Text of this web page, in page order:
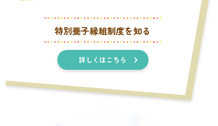
特別養子縁組制度を知る
詳しくはこちら